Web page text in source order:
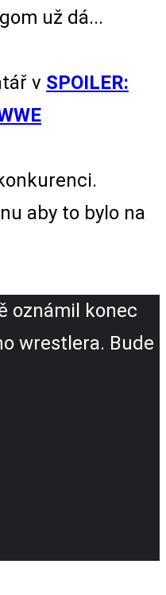
už dá...
v SPOILER:
aby to bylo na
oznámil konec
wrestlera. Bude